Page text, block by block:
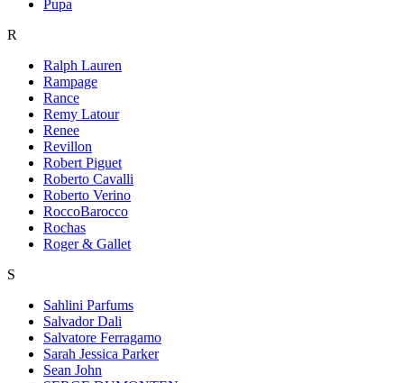
Pupa
R
Ralph Lauren
Rampage
Rance
Remy Latour
Renee
Revillon
Robert Piguet
Roberto Cavalli
Roberto Verino
RoccoBarocco
Rochas
Roger & Gallet
S
Sahlini Parfums
Salvador Dali
Salvatore Ferragamo
Sarah Jessica Parker
Sean John